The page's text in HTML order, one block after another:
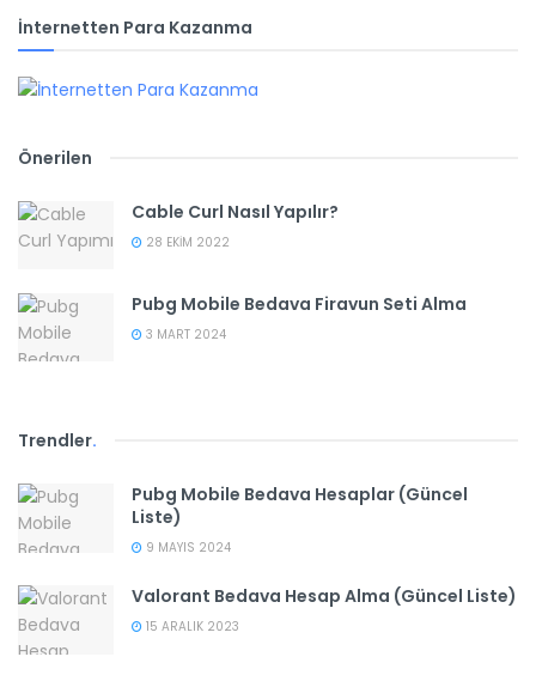
İnternetten Para Kazanma
Önerilen
Cable Curl Nasıl Yapılır?
28 EKIM 2022
Pubg Mobile Bedava Firavun Seti Alma
3 MART 2024
Trendler.
Pubg Mobile Bedava Hesaplar (Güncel
Liste)
9 MAYIS 2024
Valorant Bedava Hesap Alma (Güncel Liste)
15 ARALIK 2023